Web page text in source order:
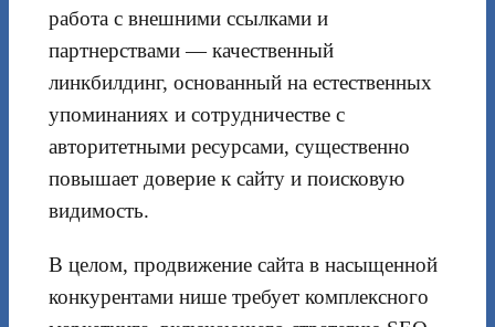
работа с внешними ссылками и
партнерствами — качественный
линкбилдинг, основанный на естественных
упоминаниях и сотрудничестве с
авторитетными ресурсами, существенно
повышает доверие к сайту и поисковую
видимость.
В целом, продвижение сайта в насыщенной
конкурентами нише требует комплексного